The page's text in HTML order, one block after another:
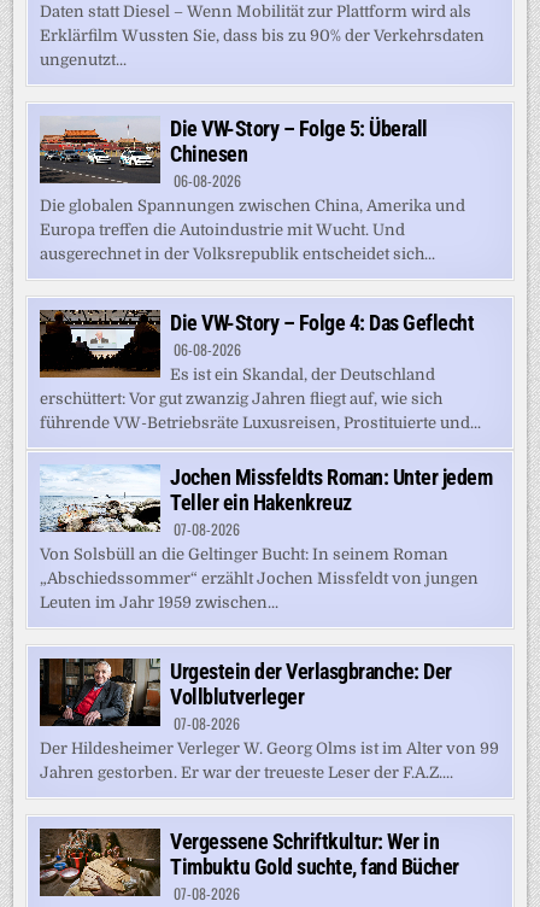
Daten statt Diesel – Wenn Mobilität zur Plattform wird als
Erklärfilm Wussten Sie, dass bis zu 90% der Verkehrsdaten
ungenutzt...
Die VW-Story – Folge 5: Überall
Chinesen
06-08-2026
Die globalen Spannungen zwischen China, Amerika und
Europa treffen die Autoindustrie mit Wucht. Und
ausgerechnet in der Volksrepublik entscheidet sich...
Die VW-Story – Folge 4: Das Geflecht
06-08-2026
Es ist ein Skandal, der Deutschland
erschüttert: Vor gut zwanzig Jahren fliegt auf, wie sich
führende VW-Betriebsräte Luxusreisen, Prostituierte und...
Jochen Missfeldts Roman: Unter jedem
Teller ein Hakenkreuz
07-08-2026
Von Solsbüll an die Geltinger Bucht: In seinem Roman
„Abschiedssommer“ erzählt Jochen Missfeldt von jungen
Leuten im Jahr 1959 zwischen...
Urgestein der Verlasgbranche: Der
Vollblutverleger
07-08-2026
Der Hildesheimer Verleger W. Georg Olms ist im Alter von 99
Jahren gestorben. Er war der treueste Leser der F.A.Z....
Vergessene Schriftkultur: Wer in
Timbuktu Gold suchte, fand Bücher
07-08-2026